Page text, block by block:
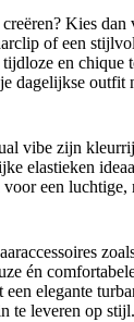
Kies
of een
en chique
dagelijkse outfit
vibe zijn
elastieken
een luchtige,
én
elegante
te leveren op stijl.